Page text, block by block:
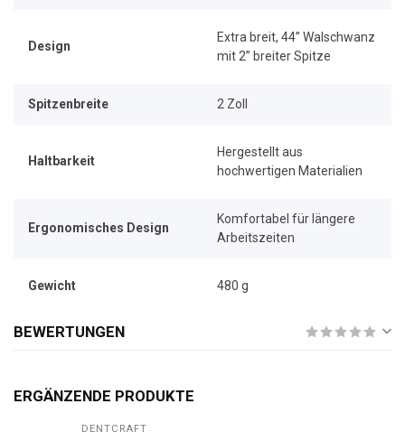
Design
Extra breit, 44” Walschwanz
mit 2” breiter Spitze
Spitzenbreite 2 Zoll
Haltbarkeit
Hergestellt aus
hochwertigen Materialien
Ergonomisches Design
Komfortabel für längere
Arbeitszeiten
Gewicht 480 g
BEWERTUNGEN
ERGÄNZENDE PRODUKTE
DENTCRAFT